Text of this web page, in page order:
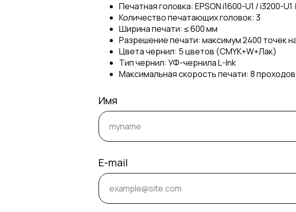
Печатная головка: EPSON i1600-U1 / i3200-U1
Количество печатающих головок: 3
Ширина печати: ≤ 600 мм
Разрешение печати: максимум 2400 точек
Цвета чернил: 5 цветов (CMYK+W+Лак)
Тип чернил: УФ-чернила L-Ink
Максимальная скорость печати: 8
Имя
E-mail